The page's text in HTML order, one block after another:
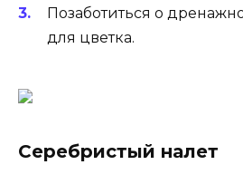
Позаботиться о
для цветка.
Серебристый налет